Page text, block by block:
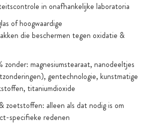
in onafhankelijke laboratoria
of hoogwaardige
die beschermen tegen oxidatie &
magnesiumstearaat, nanodeeltjes
gentechnologie, kunstmatige
titaniumdioxide
zoetstoffen: alleen als dat nodig is om
specifieke redenen